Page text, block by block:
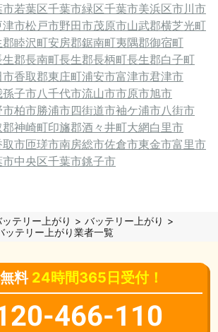
若葉区千葉市緑区千葉市美浜区市川市
津市松戸市野田市茂原市山武郡横芝光町
郡睦沢町安房郡鋸南町夷隅郡御宿町
生郡長南町長生郡長柄町長生郡白子町
市香取郡東庄町浦安市富津市君津市
孫子市八千代市流山市市原市旭市
市柏市勝浦市四街道市袖ケ浦市八街市
郡神崎町印旛郡酒々井町大網白里市
取市匝瑳市南房総市佐倉市東金市富里市
中央区千葉市銚子市
テリー上がり
バッテリー上がり
ッテリー上がり業者一覧
料 24時間365日受付！
466-110